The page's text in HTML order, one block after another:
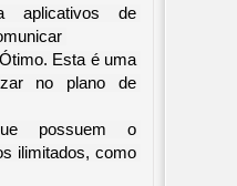
aplicativos de
Esta é uma
no plano de
possuem o
ilimitados, como